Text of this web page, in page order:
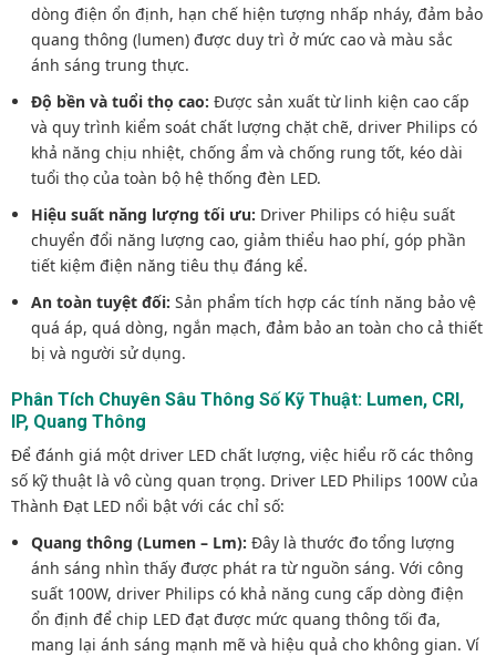
dòng điện ổn định, hạn chế hiện tượng nhấp nháy, đảm bảo
quang thông (lumen) được duy trì ở mức cao và màu sắc
ánh sáng trung thực.
Độ bền và tuổi thọ cao: Được sản xuất từ linh kiện cao cấp
và quy trình kiểm soát chất lượng chặt chẽ, driver Philips có
khả năng chịu nhiệt, chống ẩm và chống rung tốt, kéo dài
tuổi thọ của toàn bộ hệ thống đèn LED.
Hiệu suất năng lượng tối ưu: Driver Philips có hiệu suất
chuyển đổi năng lượng cao, giảm thiểu hao phí, góp phần
tiết kiệm điện năng tiêu thụ đáng kể.
An toàn tuyệt đối: Sản phẩm tích hợp các tính năng bảo vệ
quá áp, quá dòng, ngắn mạch, đảm bảo an toàn cho cả thiết
bị và người sử dụng.
Phân Tích Chuyên Sâu Thông Số Kỹ Thuật: Lumen, CRI,
IP, Quang Thông
Để đánh giá một driver LED chất lượng, việc hiểu rõ các thông
số kỹ thuật là vô cùng quan trọng. Driver LED Philips 100W của
Thành Đạt LED nổi bật với các chỉ số:
Quang thông (Lumen – Lm): Đây là thước đo tổng lượng
ánh sáng nhìn thấy được phát ra từ nguồn sáng. Với công
suất 100W, driver Philips có khả năng cung cấp dòng điện
ổn định để chip LED đạt được mức quang thông tối đa,
mang lại ánh sáng mạnh mẽ và hiệu quả cho không gian. Ví